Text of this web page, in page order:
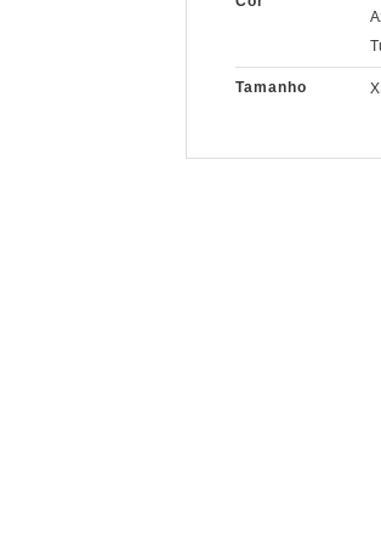
Tamanho